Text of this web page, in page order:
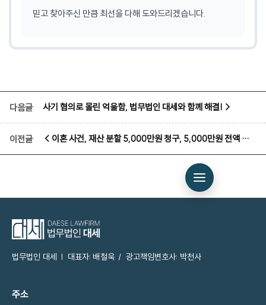
믿고 찾아주신 만큼 최선을 다해 도와드리겠습니다.
다음글 사기 혐의로 몰린 억울함, 법무법인 대세와 함께 해결!
이전글 이혼 사건, 재산 분할 5,000만원 청구, 5,000만원 전액 인정
법무법인 대세 | 대표자: 배철욱 / 광고책임변호사: 박천사
주소